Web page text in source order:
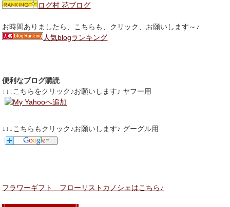
ログ村 花ブログ
お時間ありましたら、こちらも、クリック、お願いします～♪
人気blogランキング
便利なブログ購読
↓↓↓こちらをクリック♪お願いします♪ ヤフー用
↓↓↓こちらもクリック♪お願いします♪ グーグル用
フラワーギフト フローリストカノシェはこちら♪